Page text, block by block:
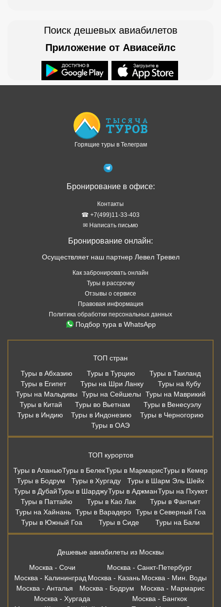
Поиск дешевых авиабилетов
Приложение от Авиасейлс
Горящие туры в Телеграм
Бронирование в офисе:
Контакты
☎ +7(499)11-33-403
✉ Написать письмо
Бронирование онлайн:
Осуществляет наш партнер Левел Тревел
Как забронировать онлайн
Туры в рассрочку
Отзывы о сервисе
Правовая информация
Политика обработки персональных данных
Подбор тура в WhatsApp
ТОП стран
Туры в Абхазию
Туры в Турцию
Туры в Таиланд
Туры в Египет
Туры на Шри Ланку
Туры на Кубу
Туры на Мальдивы
Туры на Сейшелы
Туры на Маврикий
Туры в Китай
Туры во Вьетнам
Туры в Венесуэлу
Туры в Индию
Туры в Индонезию
Туры в Черногорию
Туры в ОАЭ
ТОП курортов
Туры в АланьюТуры в БелекТуры в МармарисТуры в Кемер
Туры в Бодрум
Туры в Хургаду
Туры в Шарм Эль Шейх
Туры в ДубайТуры в ШарджуТуры в АджманТуры на Пхукет
Туры в Паттайю
Туры в Као Лак
Туры в Фантьет
Туры на Хайнань Туры в Варадеро Туры в Северный Гоа
Туры в Южный Гоа
Туры в Сиде Туры на Бали
Дешевые авиабилеты из Москвы
Москва - Сочи
Москва - Санкт-Петербург
Москва - Калининград Москва - Казань Москва - Мин. Воды
Москва - Анталья
Москва - Бодрум
Москва - Мармарис
Москва - Хургада
Москва - Бангкок